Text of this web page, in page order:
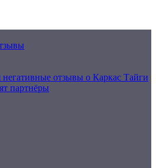
отзывы о Каркас Тайги
партнёры